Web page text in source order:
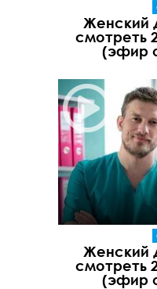
Женский
смотреть
(эфир
Женский
смотреть
(эфир